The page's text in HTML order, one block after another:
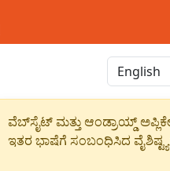
ವೆಬ್‌ಸೈಟ್ ಮತ್ತು ಆಂಡ್ರಾಯ್ಡ್
ಇತರ ಭಾಷೆಗೆ ಸಂಬಂಧಿಸಿದ